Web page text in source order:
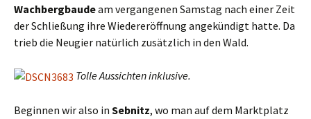
Wachbergbaudeam vergangenen Samstag nach einer Zeit
der Schließung ihre Wiedereröffnung angekündigt hatte. Da
trieb die Neugier natürlich zusätzlich in den Wald.
Tolle Aussichten inklusive.
Beginnen wir also in Sebnitz, wo man auf dem Marktplatz